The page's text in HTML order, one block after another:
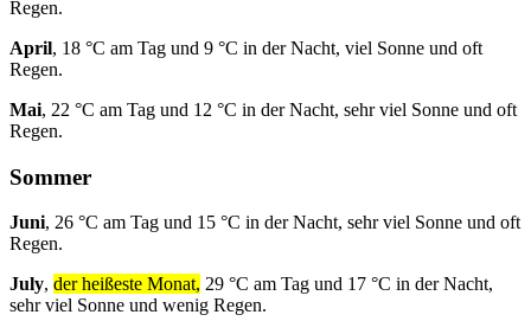
Regen.
April, 18 °C am Tag und 9 °C in der Nacht, viel Sonne und oft
Regen.
Mai, 22 °C am Tag und 12 °C in der Nacht, sehr viel Sonne und oft
Regen.
Sommer
Juni, 26 °C am Tag und 15 °C in der Nacht, sehr viel Sonne und oft
Regen.
July, der heißeste Monat, 29 °C am Tag und 17 °C in der Nacht,
sehr viel Sonne und wenig Regen.